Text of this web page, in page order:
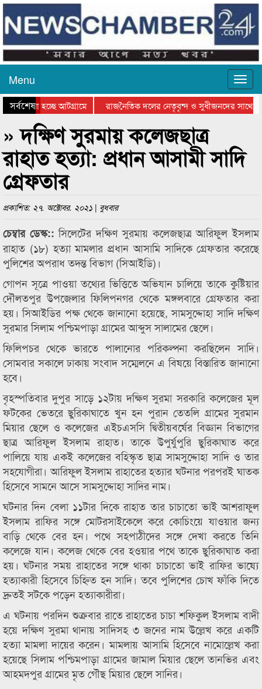
Menu
সর্বশেষ
যাওয়া হচ্ছে আটগ্রামে
রাজনৈতিক দলের নেতৃবৃন্দ ও সুধীজনদের সাথে
পুরস্কার বিতরণ সম্পন্ন
» দক্ষিণ সুরমায় কলেজছাত্র
রাহাত হত্যা: প্রধান আসামী সাদি
গ্রেফতার
প্রকাশিত: ২৭. অক্টোবর. ২০২১ | বুধবার
চেম্বার ডেস্ক::সিলেটের দক্ষিণ সুরমায় কলেজছাত্র আরিফুল ইসলাম
রাহাত (১৮) হত্যা মামলার প্রধান আসামি সাদিকে গ্রেফতার করেছে
পুলিশের অপরাধ তদন্ত বিভাগ (সিআইডি)।
গোপন সূত্রে পাওয়া তথ্যের ভিত্তিতে অভিযান চালিয়ে তাকে কুষ্টিয়ার
দৌলতপুর উপজেলার ফিলিপনগর থেকে মঙ্গলবারে গ্রেফতার করা
হয়। সিআইডির পক্ষ থেকে জানানো হয়েছে, সামসুদ্দোহা সাদি দক্ষিণ
সুরমার সিলাম পশ্চিমপাড়া গ্রামের আব্দুস সালামের ছেলে।
ফিলিপচর থেকে ভারতে পালানোর পরিকল্পনা করছিলেন সাদি।
সোমবার সকালে ঢাকায় সংবাদ সম্মেলনে এ বিষয়ে বিস্তারিত জানানো
হবে।
বৃহস্পতিবার দুপুর সাড়ে ১২টায় দক্ষিণ সুরমা সরকারি কলেজের মূল
ফটকের ভেতরে ছুরিকাঘাতে খুন হন পুরান তেতলি গ্রামের সুরমান
মিয়ার ছেলে ও কলেজের এইচএসসি দ্বিতীয়বর্ষের বিজ্ঞান বিভাগের
ছাত্র আরিফুল ইসলাম রাহাত। তাকে উপুর্যুপুরি ছুরিকাঘাত করে
পালিয়ে যায় একই কলেজের বহিস্কৃত ছাত্র সামসুদ্দোহা সাদি ও তার
সহযোগীরা। আরিফুল ইসলাম রাহাতের হত্যার ঘটনার পরপরই ঘাতক
হিসেবে সামনে আসে সামসুদ্দোহা সাদির নাম।
ঘটনার দিন বেলা ১১টার দিকে রাহাত তার চাচাতো ভাই আশরাফুল
ইসলাম রাফির সঙ্গে মোটরসাইকেলে করে কোচিংয়ে যাওয়ার জন্য
বাড়ি থেকে বের হন। পথে সহপাঠীদের সঙ্গে দেখা করতে তিনি
কলেজে যান। কলেজ থেকে বের হওয়ার পথে তাকে ছুরিকাঘাত করা
হয়। ঘটনার সময় রাহাতের সঙ্গে থাকা চাচাতো ভাই রাফির ভাষ্যে
হত্যাকারী হিসেবে চিহ্নিত হন সাদি। তবে পুলিশের চোখ ফাঁকি দিতে
দ্রুতই সটকে পড়েন হত্যাকারীরা।
এ ঘটনায় পরদিন শুক্রবার রাতে রাহাতের চাচা শফিকুল ইসলাম বাদী
হয়ে দক্ষিণ সুরমা থানায় সাদিসহ ৩ জনের নাম উল্লেখ করে একটি
হত্যা মামলা দায়ের করেন। মামলায় আসামি হিসেবে নামোল্লেখ করা
হয়েছে সিলাম পশ্চিমপাড়া গ্রামের জামাল মিয়ার ছেলে তানভির এবং
আহমদপুর গ্রামের মৃত গৌছ মিয়ার ছেলে সানির।